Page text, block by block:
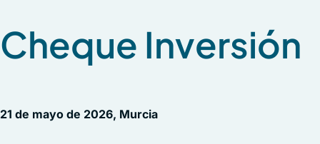
Cheque Inversión
21 de mayo de 2026, Murcia